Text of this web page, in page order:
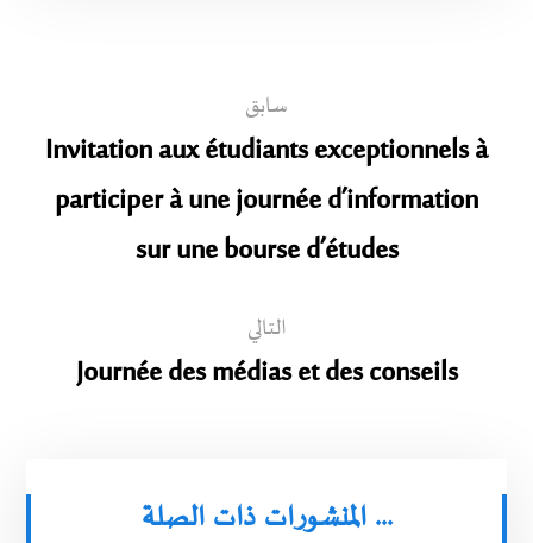
سابق
Invitation aux étudiants exceptionnels à
participer à une journée d’information
sur une bourse d’études
التالي
Journée des médias et des conseils
المنشورات ذات الصلة ...